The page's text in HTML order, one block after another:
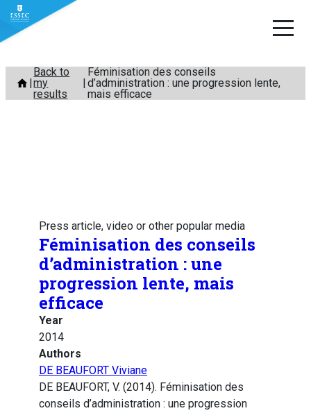
Skip
content
Back to
my
results
Féminisation des conseils
d’administration : une progression lente,
mais efficace
Press article, video or other popular media
Féminisation des conseils
d’administration : une
progression lente, mais
efficace
Year
2014
Authors
DE BEAUFORT Viviane
DE BEAUFORT, V. (2014). Féminisation des
conseils d’administration : une progression